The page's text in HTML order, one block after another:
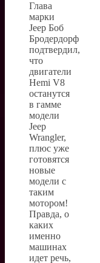
Глава
марки
Jeep Боб
Бродердорф
подтвердил,
что
двигатели
Hemi V8
останутся
в гамме
модели
Jeep
Wrangler,
плюс уже
готовятся
новые
модели с
таким
мотором!
Правда, о
каких
именно
машинах
идет речь,